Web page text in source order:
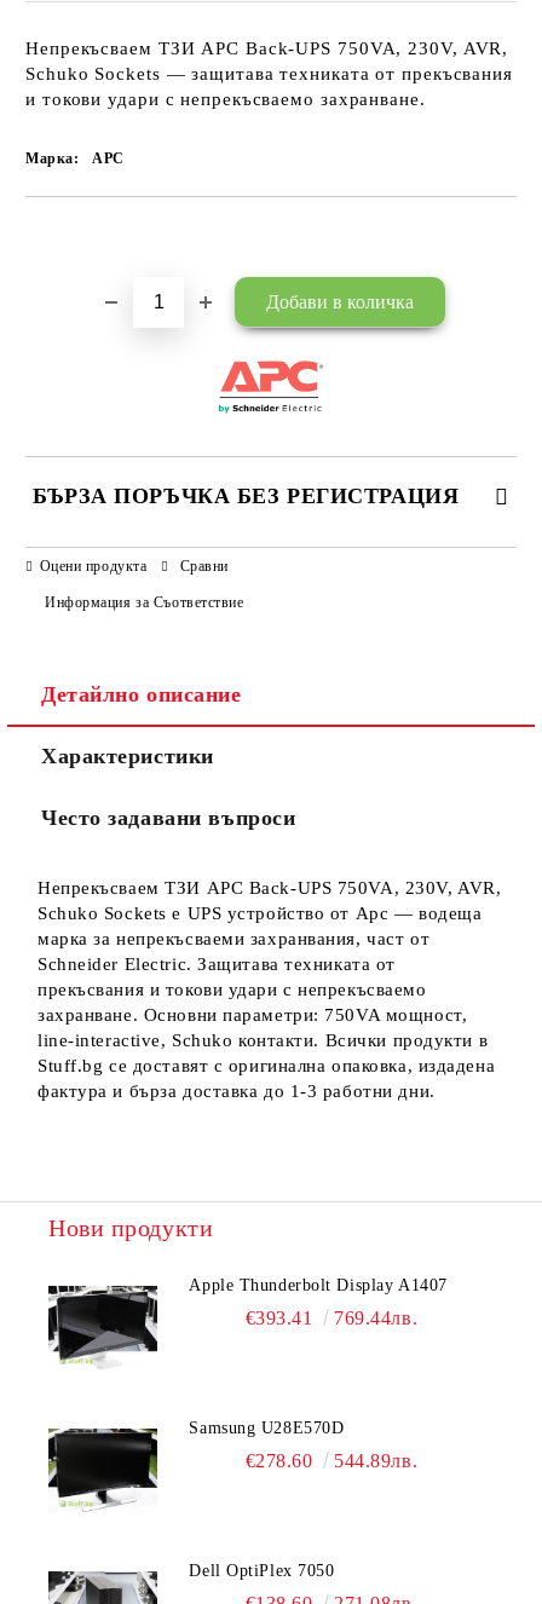
Непрекъсваем ТЗИ APC Back-UPS 750VA, 230V, AVR,
Schuko Sockets — защитава техниката от прекъсвания
и токови удари с непрекъсваемо захранване.
Марка: APC
БЪРЗА ПОРЪЧКА БЕЗ РЕГИСТРАЦИЯ
САМО ПОПЪЛНЕТЕ 3 ПОЛЕТА
Оцени продукта Сравни
Информация за Съответствие
Детайлно описание
Характеристики
Често задавани въпроси
Непрекъсваем ТЗИ APC Back-UPS 750VA, 230V, AVR,
Schuko Sockets е UPS устройство от Apc — водеща
марка за непрекъсваеми захранвания, част от
Schneider Electric. Защитава техниката от
прекъсвания и токови удари с непрекъсваемо
захранване. Основни параметри: 750VA мощност,
line-interactive, Schuko контакти. Всички продукти в
Stuff.bg се доставят с оригинална опаковка, издадена
фактура и бърза доставка до 1-3 работни дни.
Нови продукти
Apple Thunderbolt Display A1407
€393.41 769.44лв.
Samsung U28E570D
€278.60 544.89лв.
Dell OptiPlex 7050